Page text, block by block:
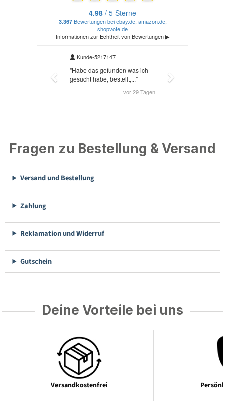
Fragen zu Bestellung & Versand
Versand und Bestellung
Zahlung
Reklamation und Widerruf
Gutschein
Deine Vorteile bei uns
Versandkostenfrei